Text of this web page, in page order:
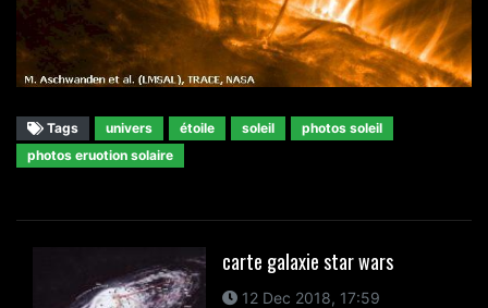
Tags univers étoile soleil
photos soleil
photos eruotion solaire
carte galaxie star wars
12 Dec 2018, 17:59